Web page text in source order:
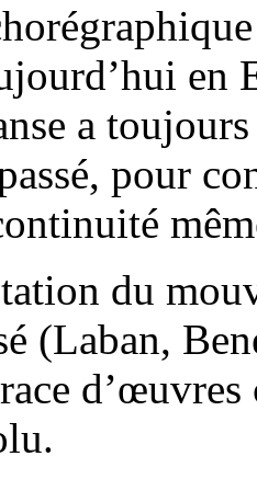
en
a
pour
du
(Laban,